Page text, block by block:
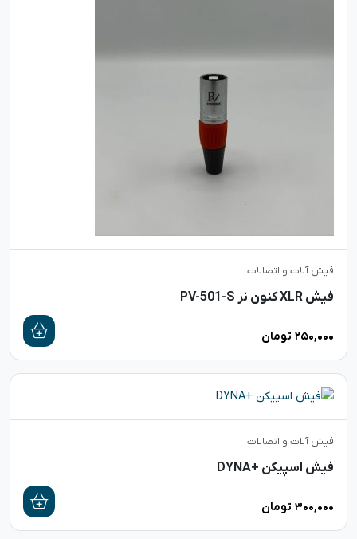
فیش آلات و اتصالات
فیش XLR کنون نر PV-501-S
۲۵۰,۰۰۰ تومان
فیش آلات و اتصالات
فیش اسپیکن +DYNA
۳۰۰,۰۰۰ تومان